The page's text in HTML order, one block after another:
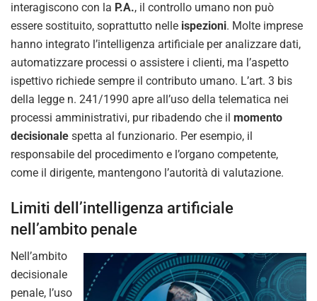
interagiscono con la P.A., il controllo umano non può
essere sostituito, soprattutto nelle ispezioni. Molte imprese
hanno integrato l’intelligenza artificiale per analizzare dati,
automatizzare processi o assistere i clienti, ma l’aspetto
ispettivo richiede sempre il contributo umano. L’art. 3 bis
della legge n. 241/1990 apre all’uso della telematica nei
processi amministrativi, pur ribadendo che il momento
decisionale spetta al funzionario. Per esempio, il
responsabile del procedimento e l’organo competente,
come il dirigente, mantengono l’autorità di valutazione.
Limiti dell’intelligenza artificiale
nell’ambito penale
Nell’ambito
decisionale
penale, l’uso